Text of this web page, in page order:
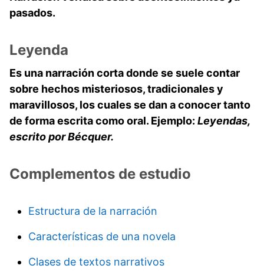
pasados.
Leyenda
Es una narración corta donde se suele contar
sobre hechos misteriosos, tradicionales y
maravillosos, los cuales se dan a conocer tanto
de forma escrita como oral. Ejemplo: Leyendas,
escrito por Bécquer.
Complementos de estudio
Estructura de la narración
Características de una novela
Clases de textos narrativos